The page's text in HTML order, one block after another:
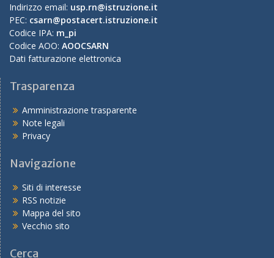
Indirizzo email: usp.rn@istruzione.it
PEC: csarn@postacert.istruzione.it
Codice IPA: m_pi
Codice AOO: AOOCSARN
Dati fatturazione elettronica
Trasparenza
Amministrazione trasparente
Note legali
Privacy
Navigazione
Siti di interesse
RSS notizie
Mappa del sito
Vecchio sito
Cerca